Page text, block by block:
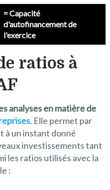
= Capacité
d'autofinancement de
l'exercice
ratios à
analyses en matière de
. Elle permet par
à un instant donné
investissements tant
les ratios utilisés avec la
: